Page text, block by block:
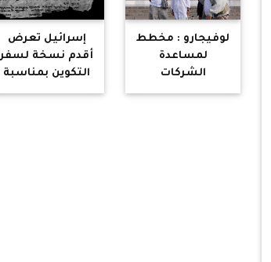
لوفيجارو : مخطط
لمساعدة
الشركات
إسرائيل تعرض
أقدم نسخة لسفر
التكوين بمناسبة